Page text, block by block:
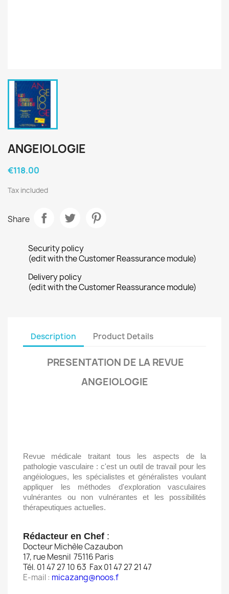
ANGEIOLOGIE
€118.00
Tax included
Share
Security policy
(edit with the Customer Reassurance module)
Delivery policy
(edit with the Customer Reassurance module)
Description Product Details
PRESENTATION DE LA REVUE
ANGEIOLOGIE
Revue médicale traitant tous les aspects de la
pathologie vasculaire : c'est un outil de travail pour les
angéiologues, les spécialistes et généralistes voulant
appliquer les méthodes d'exploration vasculaires
vulnérantes ou non vulnérantes et les possibilités
thérapeutiques actuelles.
Rédacteur en Chef :
Docteur Michèle Cazaubon
17, rue Mesnil  75116 Paris
Tél. 01 47 27 10 63  Fax 01 47 27 21 47
E-mail : micazang@noos.f